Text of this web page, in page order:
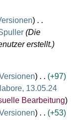
Die
erstellt.
+97
13.05.24
Bearbeitung
+53